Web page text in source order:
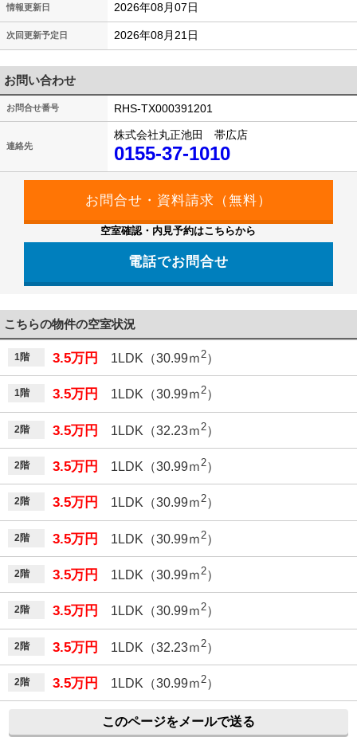
情報更新日 2026年08月07日
次回更新予定日 2026年08月21日
お問い合わせ
お問合せ番号 RHS-TX000391201
連絡先
株式会社丸正池田 帯広店
0155-37-1010
空室確認・内見予約はこちらから
電話でお問合せ
こちらの物件の空室状況
1階 3.5万円 1LDK（30.99ｍ2）
1階 3.5万円 1LDK（30.99ｍ2）
2階 3.5万円 1LDK（32.23ｍ 2）
2階 3.5万円 1LDK（30.99ｍ 2）
2階 3.5万円 1LDK（30.99ｍ2）
2階 3.5万円 1LDK（30.99ｍ 2）
2階 3.5万円 1LDK（30.99ｍ 2）
2階 3.5万円 1LDK（30.99ｍ2）
2階 3.5万円 1LDK（32.23ｍ 2）
2階 3.5万円 1LDK（30.99ｍ 2）
このページをメールで送る